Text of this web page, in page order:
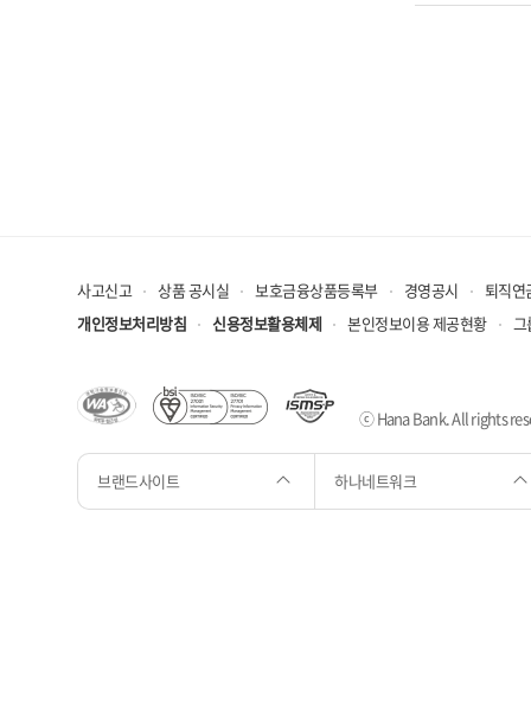
A. 하나은행
사고신고 상품 공시실 보호금융상품등록부 경영공시
퇴직연
개인정보처리방침
신용정보활용체제 본인정보이용 제공현황 그
ⓒ Hana Bank. All rights
브랜드사이트 하나네트워크